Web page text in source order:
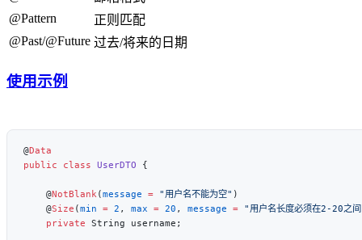
@Pattern
正则匹配
@Past/@Future 过去/将来的日期
使用示例
@
public class UserDTO
    @
NotBlank (message = "用户名不能为空"
    @
Size (min = 2 , max = 20 , message = "用户名长度必须在2-20之
    private